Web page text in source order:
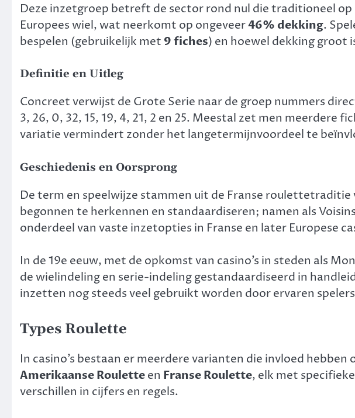
Deze inzetgroep betreft de sector rond nul die traditioneel op
Europees wiel, wat neerkomt op ongeveer46% dekking.
bespelen (gebruikelijk met 9 fiches) en hoewel dekking groot
Definitie en Uitleg
Concreet verwijst de Grote Serie naar de groep nummers
3, 26, 0, 32, 15, 19, 4, 21, 2 en 25. Meestal zet men
variatie vermindert zonder het langetermijnvoordeel te
Geschiedenis en Oorsprong
De term en speelwijze stammen uit de Franse
begonnen te herkennen en standaardiseren; namen als
onderdeel van vaste inzetopties in Franse en later Europese
In de 19e eeuw, met de opkomst van casino’s in steden als
de wielindeling en serie-indeling gestandaardiseerd in
inzetten nog steeds veel gebruikt worden door ervaren
Types Roulette
In casino’s bestaan er meerdere varianten die invloed hebben
Amerikaanse Rouletteen Franse Roulette, elk met specifieke
verschillen in cijfers en regels.